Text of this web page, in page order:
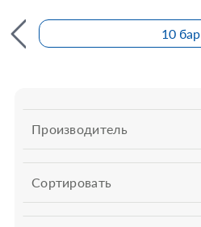
10 бар
Сортировать
Производитель